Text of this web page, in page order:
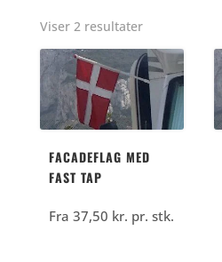
Viser 2 resultater
FACADEFLAG MED
FAST TAP
Fra 37,50 kr. pr. stk.